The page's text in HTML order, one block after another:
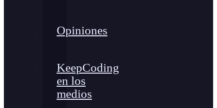
Opiniones
KeepCoding
en los
medios